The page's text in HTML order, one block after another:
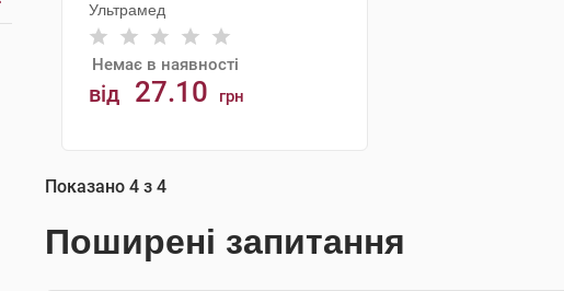
Ультрамед
Немає в наявності
від 27.10 грн
Показано 4 з 4
Поширені запитання